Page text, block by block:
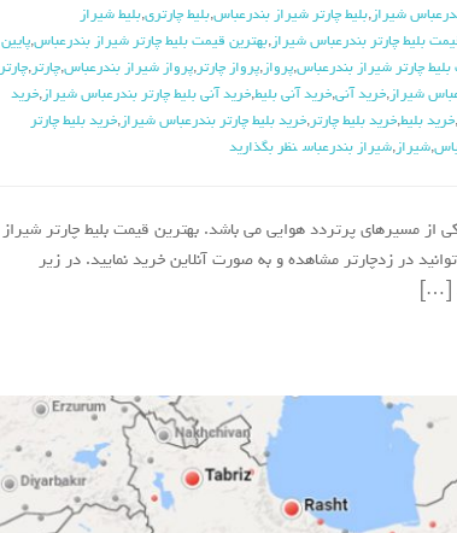
شیراز,بلیط چارتر شیراز بندرعباس,بلیط چارتری,بلیط شیراز
بلیط چارتر بندرعباس شیراز,بهترین قیمت بلیط چارتر شیراز بندرعباس,پایین
چارتر شیراز بندرعباس,پرواز,پرواز چارتر,پرواز شیراز بندرعباس,چارتر,چارتر
شیراز,خرید آنی,خرید آنی بلیط,خرید آنی بلیط چارتر بندرعباس شیراز,خرید
,خرید بلیط,خرید بلیط چارتر,خرید بلیط چارتر بندرعباس شیراز,خرید بلیط چارتر
,شیراز,شیراز بندرعباس نظر بگذارید
از مسیرهای پرتردد هوایی می باشد. بهترین قیمت بلیط چارتر شیراز
در زدچارتر مشاهده و به صورت آنلاین خرید نمایید. در زیر